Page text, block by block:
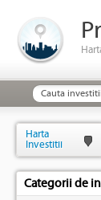
Harta
Investitii
Categorii de